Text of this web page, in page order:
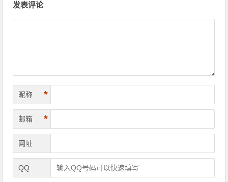
发表评论
昵称 *
邮箱 *
网址
QQ